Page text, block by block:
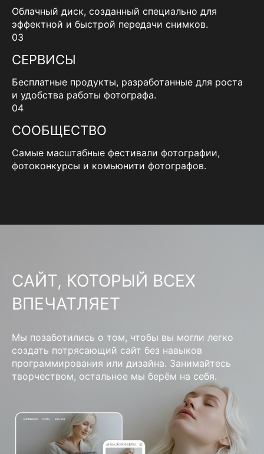
Облачный диск, созданный специально для
эффектной и быстрой передачи снимков.
03
СЕРВИСЫ
Бесплатные продукты, разработанные для роста
и удобства работы фотографа.
04
СООБЩЕСТВО
Самые масштабные фестивали фотографии,
фотоконкурсы и комьюнити фотографов.
САЙТ, КОТОРЫЙ ВСЕХ
ВПЕЧАТЛЯЕТ
Мы позаботились о том, чтобы вы могли легко
создать потрясающий сайт без навыков
программирования или дизайна. Занимайтесь
творчеством, остальное мы берём на себя.